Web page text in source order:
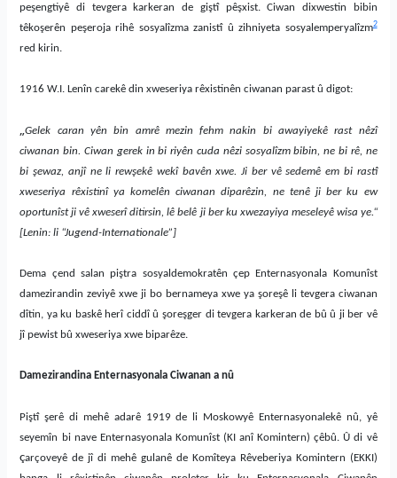
peşengtiyê di tevgera karkeran de giştî pêşxist. Ciwan dixwestin bibin
têkoşerên peşeroja rihê sosyalîzma zanistî û zihniyeta sosyalemperyalîzm2
red kirin.
1916 W.I. Lenîn carekê din xweseriya rêxistinên ciwanan parast û digot:
„Gelek caran yên bin amrê mezin fehm nakin bi awayiyekê rast nêzî
ciwanan bin. Ciwan gerek in bi riyên cuda nêzi sosyalîzm bibin, ne bi rê, ne
bi şewaz, anjî ne li rewşekê wekî bavên xwe. Ji ber vê sedemê em bi rastî
xweseriya rêxistinî ya komelên ciwanan diparêzin, ne tenê ji ber ku ew
oportunîst ji vê xweserî ditirsin, lê belê ji ber ku xwezayiya meseleyê wisa ye.“
[Lenin: li “Jugend-Internationale”]
Dema çend salan piştra sosyaldemokratên çep Enternasyonala Komunîst
damezirandin zeviyê xwe ji bo bernameya xwe ya şoreşê li tevgera ciwanan
dîtin, ya ku baskê herî ciddî û şoreşger di tevgera karkeran de bû û ji ber vê
jî pewist bû xweseriya xwe biparêze.
Damezirandina Enternasyonala Ciwanan a nû
Piştîşerê di mehê adarê 1919 de li Moskowyê Enternasyonalekê nû, yê
seyemîn bi nave Enternasyonala Komunîst (KI anî Komintern)çêbû. Û di vê
çarçoveyê de jî di mehê gulanê de Komîteya Rêveberiya Komintern (EKKI)